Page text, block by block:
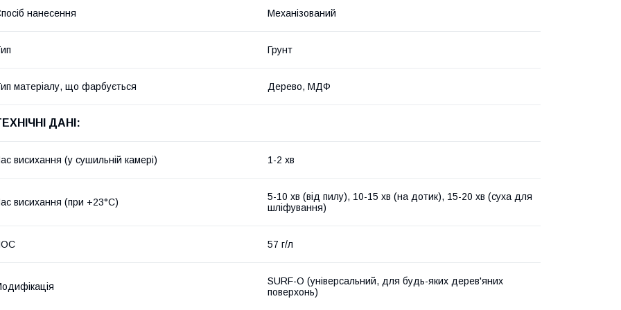
нанесення Механізований
Грунт
матеріалу, що фарбується Дерево, МДФ
ДАНІ:
висихання (у сушильній камері) 1-2 хв
висихання (при +23°C)
5-10 хв (від пилу), 10-15 хв (на дотик), 15-20 хв (суха для
шліфування)
57 г/л
SURF-O (універсальний, для будь-яких дерев'яних
поверхонь)